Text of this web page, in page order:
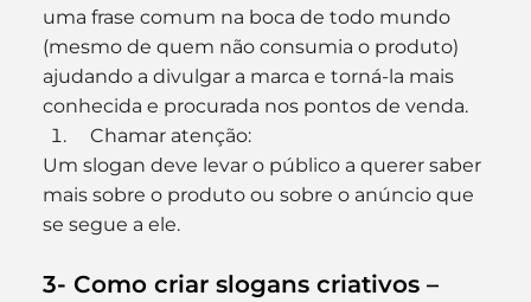
uma frase comum na boca de todo mundo
(mesmo de quem não consumia o produto)
ajudando a divulgar a marca e torná-la mais
conhecida e procurada nos pontos de venda.
  Chamar atenção:
Um slogan deve levar o público a querer saber
mais sobre o produto ou sobre o anúncio que
se segue a ele.
3- Como criar slogans criativos –